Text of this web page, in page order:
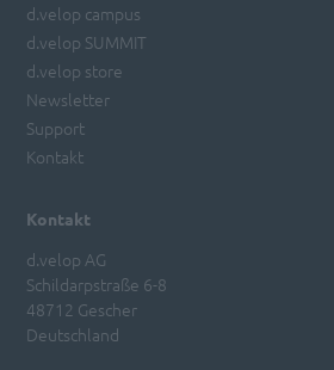
Kontakt
d.velop AG
Schildarpstraße 6-8
48712 Gescher
Deutschland
d.velop campus
d.velop SUMMIT
d.velop store
Newsletter
Support
Kontakt